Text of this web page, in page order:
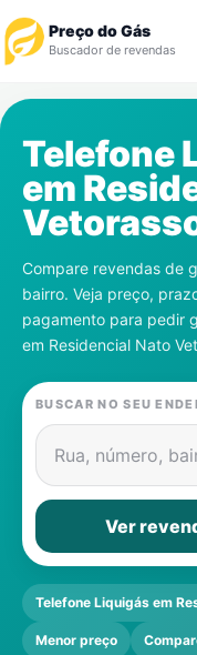
Preço do Gás
Buscador de revendas
Revendedor
Notícias
Cadastre-se
Gás
Contatos
Telefone
em
Compare revendas de
bairro. Veja preço,
pagamento para pedir
em Residencial Nato
BUSCAR NO SEU
Rua, número,
Ver
Telefone Liquigás em
Menor preço